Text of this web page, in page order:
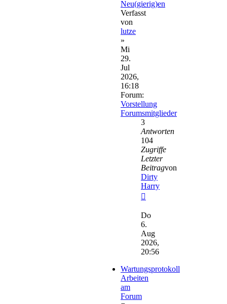
Neu(gierig)en
Verfasst
von
lutze
»
Mi
29.
Jul
2026,
16:18
Forum:
Vorstellung
Forumsmitglieder
3
Antworten
104
Zugriffe
Letzter
Beitragvon
Dirty
Harry
Beitrag
Do
6.
Aug
2026,
20:56
Wartungsprotokoll
Arbeiten
am
Forum